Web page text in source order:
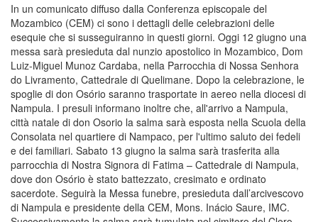
In un comunicato diffuso dalla Conferenza episcopale del
Mozambico (CEM) ci sono i dettagli delle celebrazioni delle
esequie che si susseguiranno in questi giorni. Oggi 12 giugno una
messa sarà presieduta dal nunzio apostolico in Mozambico, Dom
Luiz-Miguel Munoz Cardaba, nella Parrocchia di Nossa Senhora
do Livramento, Cattedrale di Quelimane. Dopo la celebrazione, le
spoglie di don Osório saranno trasportate in aereo nella diocesi di
Nampula. I presuli informano inoltre che, all'arrivo a Nampula,
città natale di don Osorio la salma sarà esposta nella Scuola della
Consolata nel quartiere di Nampaco, per l'ultimo saluto dei fedeli
e dei familiari. Sabato 13 giugno la salma sarà trasferita alla
parrocchia di Nostra Signora di Fatima – Cattedrale di Nampula,
dove don Osório è stato battezzato, cresimato e ordinato
sacerdote. Seguirà la Messa funebre, presieduta dall’arcivescovo
di Nampula e presidente della CEM, Mons. Inácio Saure, IMC.